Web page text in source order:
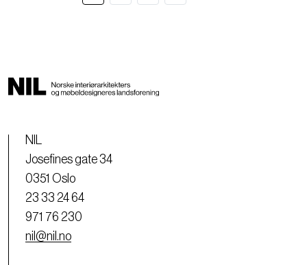
NIL
Josefines gate 34
0351 Oslo
23 33 24 64
971 76 230
nil@nil.no